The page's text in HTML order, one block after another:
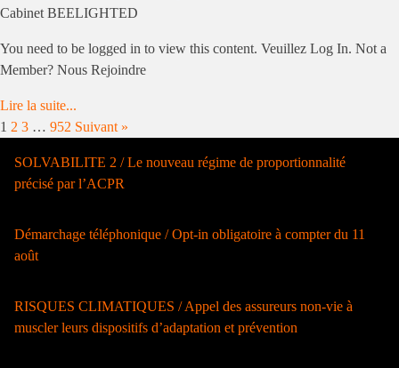
Cabinet BEELIGHTED
You need to be logged in to view this content. Veuillez Log In. Not a
Member? Nous Rejoindre
Lire la suite...
1 2 3 … 952 Suivant »
SOLVABILITE 2 / Le nouveau régime de proportionnalité
précisé par l’ACPR
Démarchage téléphonique / Opt-in obligatoire à compter du 11
août
RISQUES CLIMATIQUES / Appel des assureurs non-vie à
muscler leurs dispositifs d’adaptation et prévention